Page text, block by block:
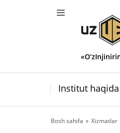
Institut haqida
Bosh sahifa Xizmatlar